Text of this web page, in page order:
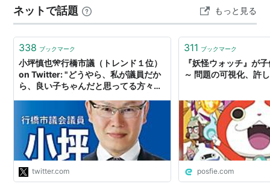
があれば、 それはあなたも土地もエネルギーを必要とし
ている場所です。 …
ネットで話題 もっと見る
338 ブックマーク
小坪慎也🎌行橋市議（トレンド１位）
on Twitter: "どうやら、私が議員だか
ら、良い子ちゃんだと思ってる方々が
おらず、元走り屋。７０台を誇るチー
ムの頭で、基本的に組織戦闘を好む。
圧倒的な戦力で、敵対勢力を焼き払
う。譲歩はない、躊躇もない、示談も
許しもない。 もともと「残酷」で有名
だった。"
twitter.com
311 ブックマーク
『妖怪ウォッチ』が
～ 問題の可視化、許
posfie.com